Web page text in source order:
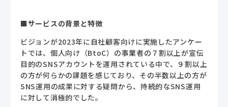
■サービスの背景と特徴
ビジョンが2023年に自社顧客向けに実施したアンケー
トでは、個人向け（BtoC）の事業者の７割以上が宣伝
目的のSNSアカウントを運用されている中で、９割以上
の方が何らかの課題を感じており、その半数以上の方が
SNS運用の成果に対する疑問から、持続的なSNS運用
に対して消極的でした。